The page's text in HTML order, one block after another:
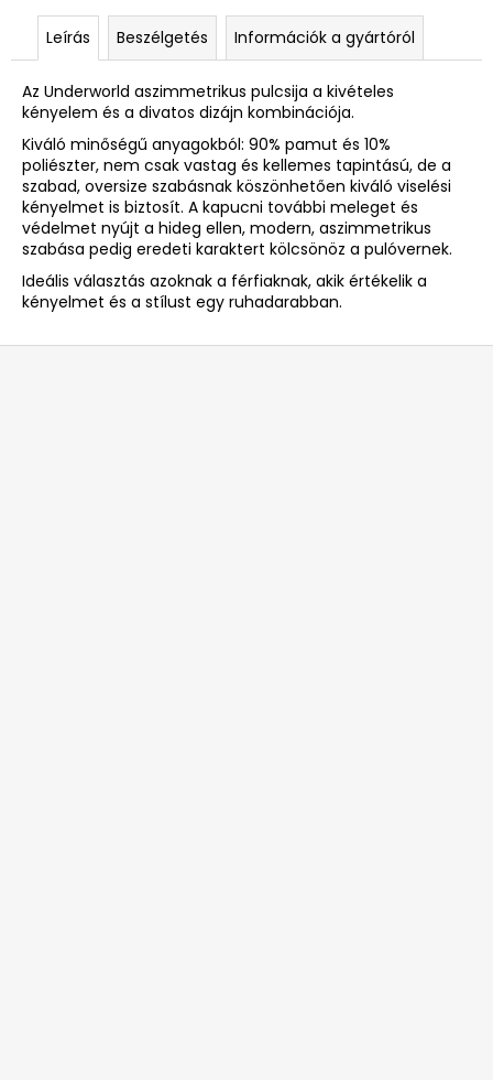
Leírás Beszélgetés Információk a gyártóról
Az Underworld aszimmetrikus pulcsija a kivételes
kényelem és a divatos dizájn kombinációja.
Kiváló minőségű anyagokból: 90% pamut és 10%
poliészter, nem csak vastag és kellemes tapintású, de a
szabad, oversize szabásnak köszönhetően kiváló viselési
kényelmet is biztosít. A kapucni további meleget és
védelmet nyújt a hideg ellen, modern, aszimmetrikus
szabása pedig eredeti karaktert kölcsönöz a pulóvernek.
Ideális választás azoknak a férfiaknak, akik értékelik a
kényelmet és a stílust egy ruhadarabban.
L